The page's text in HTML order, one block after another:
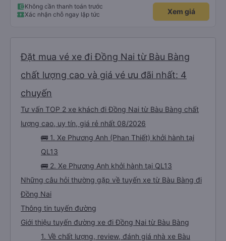
Không cần thanh toán trước
Xác nhận chỗ ngay lập tức
Xem giá
Đặt mua vé xe đi Đồng Nai từ Bàu Bàng
chất lượng cao và giá vé ưu đãi nhất: 4
chuyến
Tư vấn TOP 2 xe khách đi Đồng Nai từ Bàu Bàng chất
lượng cao, uy tín, giá rẻ nhất 08/2026
🚌 1. Xe Phương Anh (Phan Thiết) khởi hành tại
QL13
🚌 2. Xe Phương Anh khởi hành tại QL13
Những câu hỏi thường gặp về tuyến xe từ Bàu Bàng đi
Đồng Nai
Thông tin tuyến đường
Giới thiệu tuyến đường xe đi Đồng Nai từ Bàu Bàng
1. Về chất lượng, review, đánh giá nhà xe Bàu